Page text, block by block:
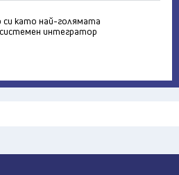
като най-голямата
интегратор